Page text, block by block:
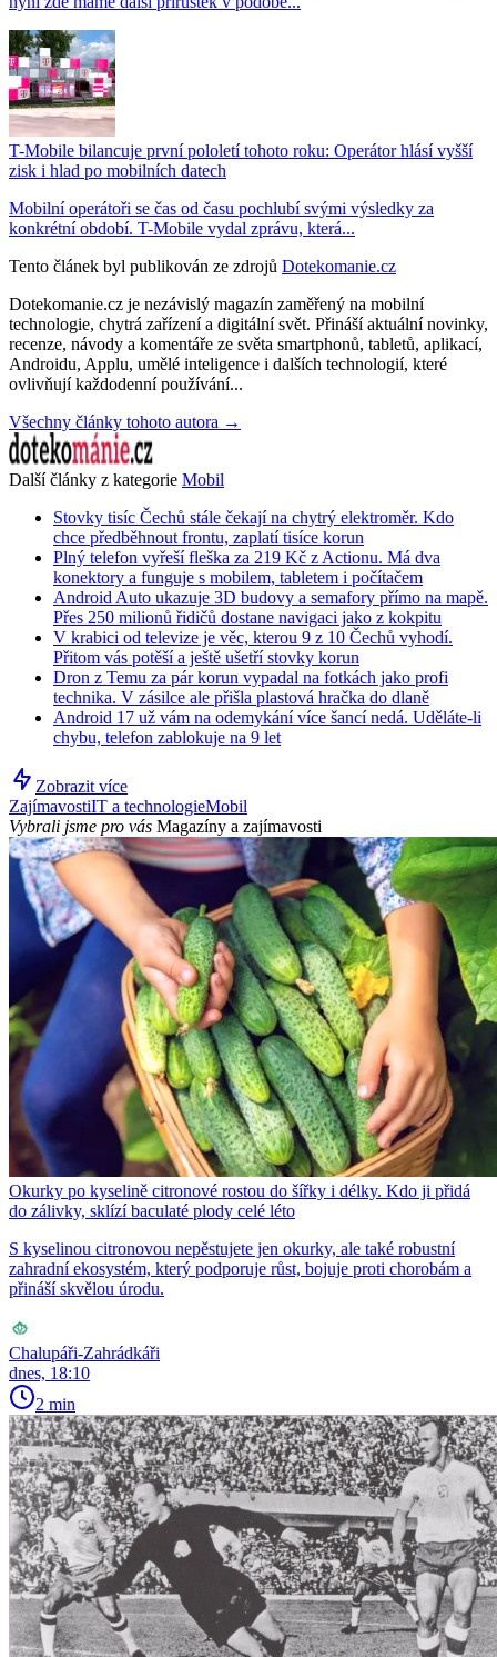
T-Mobile bilancuje první pololetí tohoto roku: Operátor hlásí vyšší
zisk i hlad po mobilních datech
Mobilní operátoři se čas od času pochlubí svými výsledky za
konkrétní období. T-Mobile vydal zprávu, která...
Tento článek byl publikován ze zdrojů Dotekomanie.cz
Dotekomanie.cz je nezávislý magazín zaměřený na mobilní
technologie, chytrá zařízení a digitální svět. Přináší aktuální novinky,
recenze, návody a komentáře ze světa smartphonů, tabletů, aplikací,
Androidu, Applu, umělé inteligence i dalších technologií, které
ovlivňují každodenní používání...
Všechny články tohoto autora →
Další články z kategorie Mobil
Stovky tisíc Čechů stále čekají na chytrý elektroměr. Kdo
chce předběhnout frontu, zaplatí tisíce korun
Plný telefon vyřeší fleška za 219 Kč z Actionu. Má dva
konektory a funguje s mobilem, tabletem i počítačem
Android Auto ukazuje 3D budovy a semafory přímo na mapě.
Přes 250 milionů řidičů dostane navigaci jako z kokpitu
V krabici od televize je věc, kterou 9 z 10 Čechů vyhodí.
Přitom vás potěší a ještě ušetří stovky korun
Dron z Temu za pár korun vypadal na fotkách jako profi
technika. V zásilce ale přišla plastová hračka do dlaně
Android 17 už vám na odemykání více šancí nedá. Uděláte-li
chybu, telefon zablokuje na 9 let
Zobrazit více
ZajímavostiIT a technologieMobil
Vybrali jsme pro vás Magazíny a zajímavosti
Okurky po kyselině citronové rostou do šířky i délky. Kdo ji přidá
do zálivky, sklízí baculaté plody celé léto
S kyselinou citronovou nepěstujete jen okurky, ale také robustní
zahradní ekosystém, který podporuje růst, bojuje proti chorobám a
přináší skvělou úrodu.
Chalupáři-Zahrádkáři
dnes, 18:10
2 min